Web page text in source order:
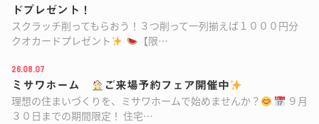
ドプレゼント！
スクラッチ削ってもらおう！３つ削って一列揃えば１０００円分
クオカードプレゼント
【限…
26.08.07
ミサワホーム
ご来場予約フェア開催中
理想の住まいづくりを、ミサワホームで始めませんか？
９月
３０日までの期間限定！ 住宅…